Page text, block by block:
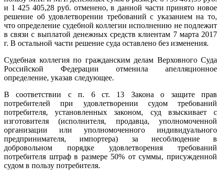
и 1 425 405,28 руб. отменено, в данной части принято новое
решение об удовлетворении требований с указанием на то,
что определение судебной коллегии исполнению не подлежит
в связи с выплатой денежных средств клиентам 7 марта 2017
г. В остальной части решение суда оставлено без изменения.
Судебная коллегия по гражданским делам Верховного Суда
Российской Федерации отменила апелляционное
определение, указав следующее.
В соответствии с п. 6 ст. 13 Закона о защите прав
потребителей при удовлетворении судом требований
потребителя, установленных законом, суд взыскивает с
изготовителя (исполнителя, продавца, уполномоченной
организации или уполномоченного индивидуального
предпринимателя, импортера) за несоблюдение в
добровольном порядке удовлетворения требований
потребителя штраф в размере 50% от суммы, присужденной
судом в пользу потребителя.